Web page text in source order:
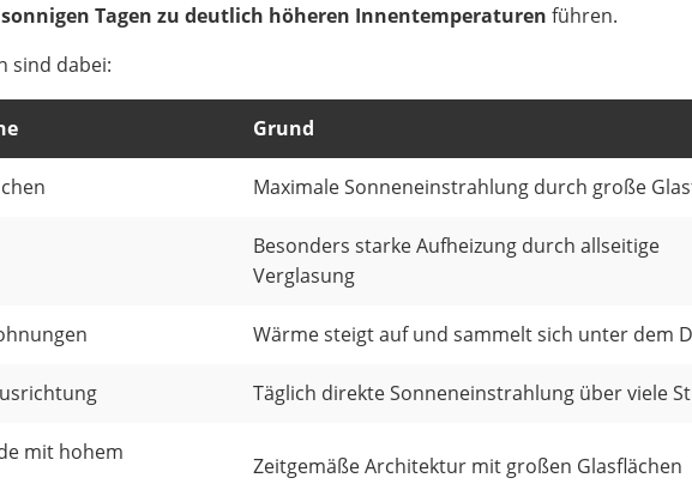
Tagen zu deutlich höheren Innentemperaturen führen.
sind dabei:
Grund
Maximale Sonneneinstrahlung durch große
Besonders starke Aufheizung durch allseitige
Verglasung
Wärme steigt auf und sammelt sich unter dem
Täglich direkte Sonneneinstrahlung über viele
mit hohem
Zeitgemäße Architektur mit großen Glasflächen